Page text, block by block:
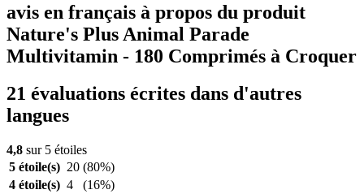
avis en français à propos du produit
Nature's Plus Animal Parade
Multivitamin - 180 Comprimés à Croquer
21 évaluations écrites dans d'autres
langues
4,8 sur 5 étoiles
5 étoile(s) 20 (80%)
4 étoile(s) 4
(16%)